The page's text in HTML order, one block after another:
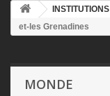
INSTITUTIONS
et-les Grenadines
MONDE